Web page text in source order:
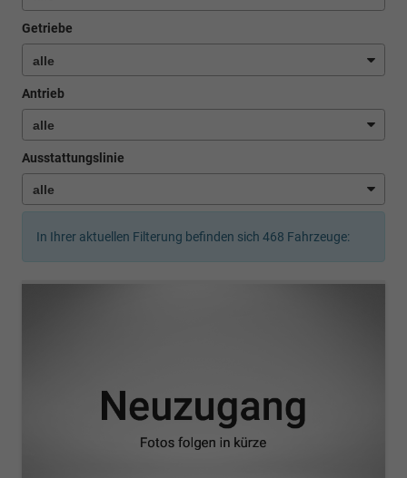
Getriebe
Antrieb
Ausstattungslinie
In Ihrer aktuellen Filterung befinden sich 468 Fahrzeuge: